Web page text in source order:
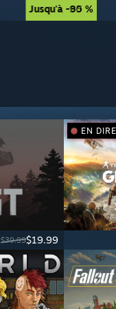
Jusqu'à -85 %
Jusqu'à -90 %
$39.99$19.99
EN